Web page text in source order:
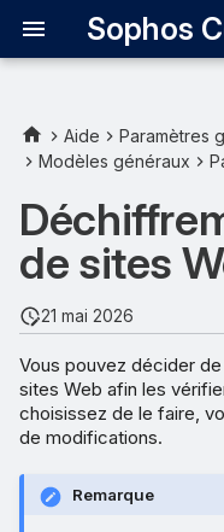
Déchiffrement dans
Activer ou désactiver le
déchiffrement
Exclure des sites Web du
déchiffrement
Aide Paramètres
Modèles généraux
de sites
21 mai 2026
Vous pouvez décider
sites Web afin les
choisissez de le faire,
de modifications.
Remarque